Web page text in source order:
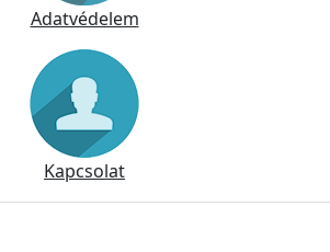
Adatvédelem
Kapcsolat